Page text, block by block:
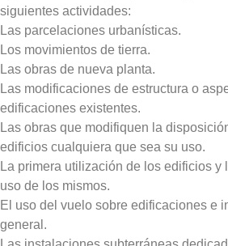
siguientes actividades:
Las parcelaciones urbanísticas.
Los movimientos de tierra.
Las obras de nueva planta.
Las modificaciones de estructura o
edificaciones existentes.
Las obras que modifiquen la
edificios cualquiera que sea su uso.
La primera utilización de los edificios y
uso de los mismos.
El uso del vuelo sobre edificaciones e
general.